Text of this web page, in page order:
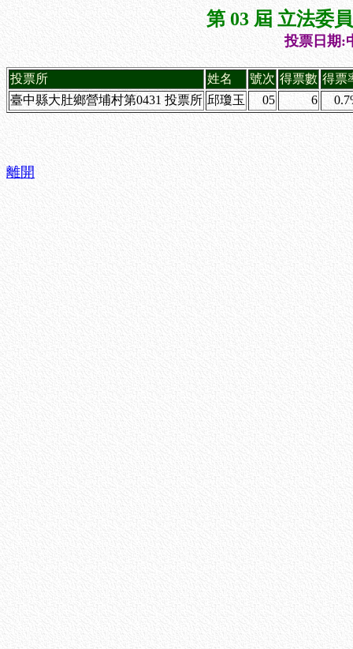
第 03 屆 立法委
投票日期:
投票所 姓名 號次 得票數 得票
臺中縣大肚鄉營埔村第0431 投票所 邱瓊玉 05 6
離開